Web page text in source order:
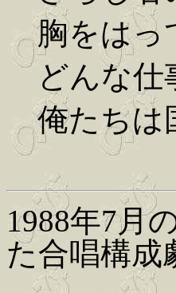
胸をはっ
どんな仕
俺たちは
1988年7月
た合唱構成